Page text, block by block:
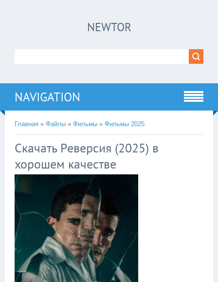
NEWTOR
NAVIGATION
Главная » Файлы » Фильмы » Фильмы 2025
Скачать Реверсия (2025) в
хорошем качестве
!!!Если Вы с телефона сперва нажмите на